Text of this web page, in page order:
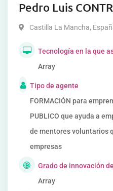
Pedro Luis
Castilla La Mancha,
Tecnología en la que
Array
Tipo de agente
FORMACIÓN para
PUBLICO que ayuda a
de mentores voluntarios
empresas
Grado de innovación
Array